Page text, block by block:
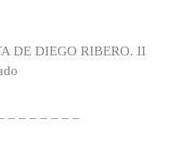
– – – – – – –